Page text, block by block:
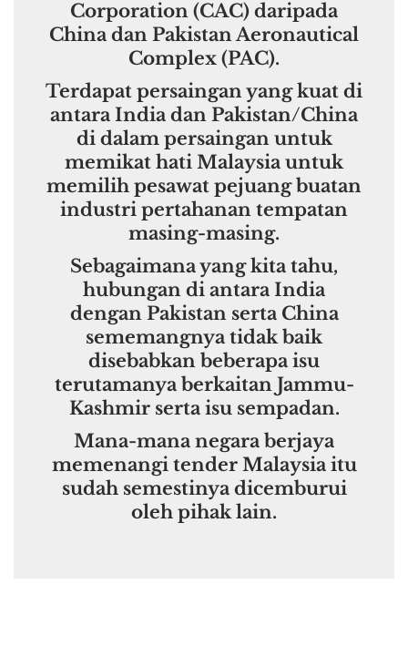
Corporation (CAC) daripada
China dan Pakistan Aeronautical
Complex (PAC).
Terdapat persaingan yang kuat di
antara India dan Pakistan/China
di dalam persaingan untuk
memikat hati Malaysia untuk
memilih pesawat pejuang buatan
industri pertahanan tempatan
masing-masing.
Sebagaimana yang kita tahu,
hubungan di antara India
dengan Pakistan serta China
sememangnya tidak baik
disebabkan beberapa isu
terutamanya berkaitan Jammu-
Kashmir serta isu sempadan.
Mana-mana negara berjaya
memenangi tender Malaysia itu
sudah semestinya dicemburui
oleh pihak lain.